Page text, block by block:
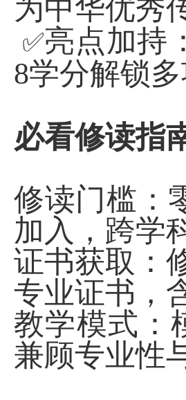
为中华优秀
✅亮点加持
8学分解锁
必看修读指
修读门槛：
加入，跨学
证书获取：
专业证书，
教学模式：
兼顾专业性